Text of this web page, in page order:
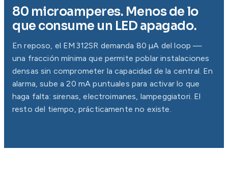
80 microamperes. Menos de lo
que consume un LED apagado.
En reposo, el EM312SR demanda 80 µA del loop —
una fracción mínima que permite poblar instalaciones
densas sin comprometer la capacidad de la central. En
alarma, sube a 20 mA puntuales para activar lo que
haga falta: sirenas, electroimanes, lampeggiatori. El
resto del tiempo, prácticamente no existe.